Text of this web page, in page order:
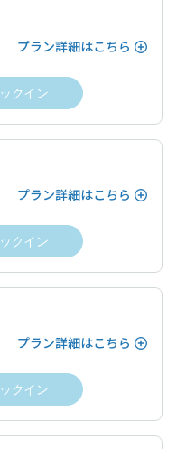
プラン詳細はこちら
クイン
プラン詳細はこちら
クイン
プラン詳細はこちら
クイン